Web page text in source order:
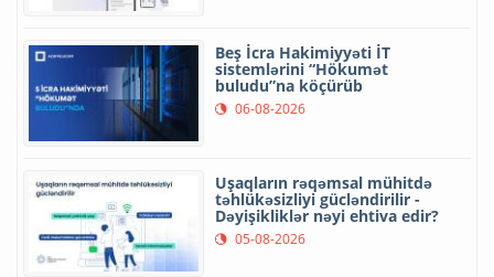
Beş İcra Hakimiyyəti İT
sistemlərini “Hökumət
buludu”na köçürüb
06-08-2026
Uşaqların rəqəmsal mühitdə
təhlükəsizliyi gücləndirilir -
Dəyişikliklər nəyi ehtiva edir?
05-08-2026